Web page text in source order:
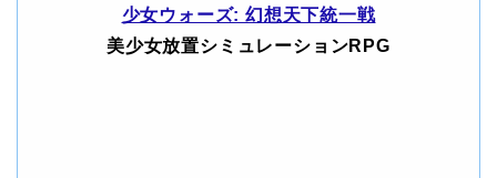
少女ウォーズ: 幻想天下統一戦
美少女放置シミュレーションRPG